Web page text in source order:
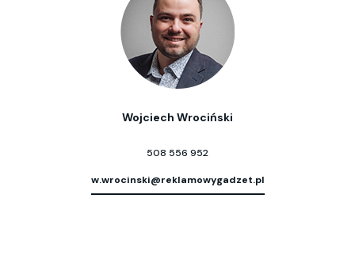
Wojciech Wrociński
508 556 952
w.wrocinski@reklamowygadzet.pl